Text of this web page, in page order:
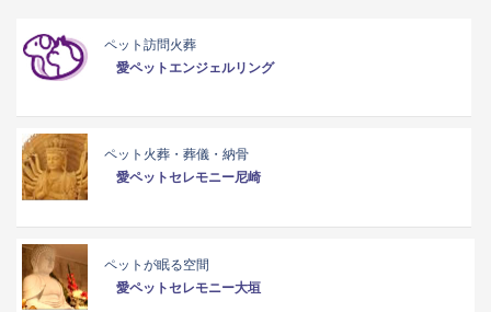
ペット訪問火葬
愛ペットエンジェルリング
ペット火葬・葬儀・納骨
愛ペットセレモニー尼崎
ペットが眠る空間
愛ペットセレモニー大垣